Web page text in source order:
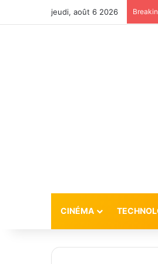
jeudi, août 6 2026
CINÉMA